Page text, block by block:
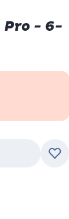
- 6-